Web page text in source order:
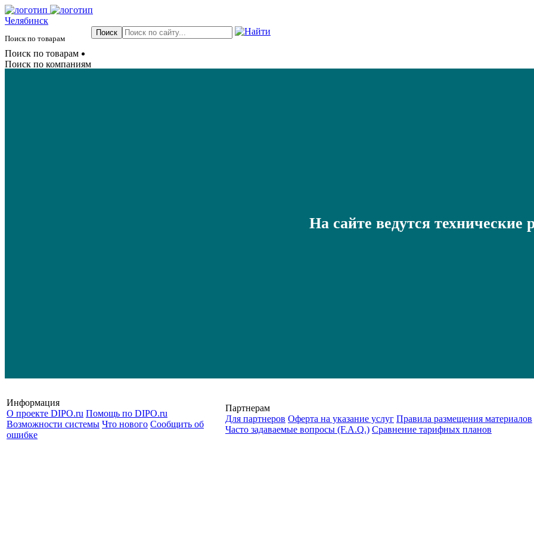
Челябинск
Поиск по товарам
Поиск по товарам
Поиск по компаниям
На сайте ведутся технические
Информация
О проекте DIPO.ru Помощь по DIPO.ru
Возможности системы Что нового Сообщить об
ошибке
Партнерам
Для партнеров Оферта на указание услуг Правила размещения материалов
Часто задаваемые вопросы (F.A.Q.) Cравнение тарифных планов